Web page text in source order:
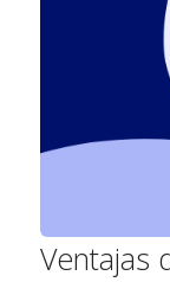
Ventajas